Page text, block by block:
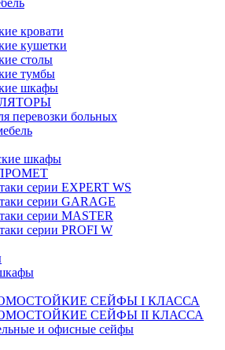
кровати
кушетки
столы
тумбы
шкафы
перевозки больных
шкафы
ПРОМЕТ
серии EXPERT WS
серии GARAGE
серии MASTER
серии PROFI W
СЕЙФЫ I КЛАССА
СЕЙФЫ II КЛАССА
и офисные сейфы